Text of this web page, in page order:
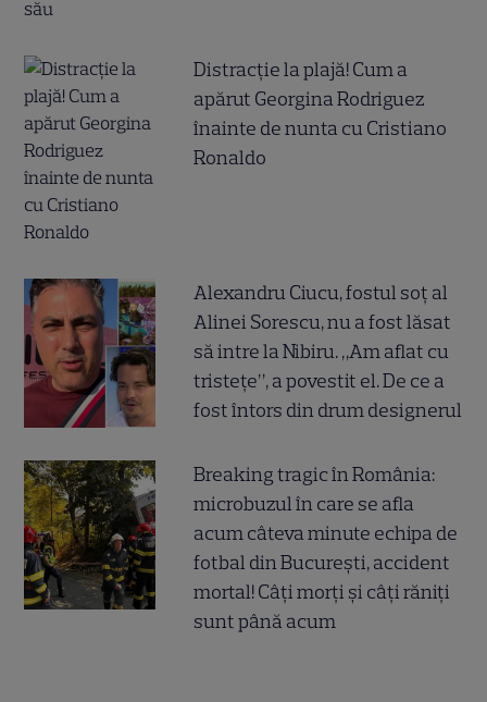
Distracție la plajă! Cum a
apărut Georgina Rodriguez
înainte de nunta cu Cristiano
Ronaldo
Alexandru Ciucu, fostul soț al
Alinei Sorescu, nu a fost lăsat
să intre la Nibiru. „Am aflat cu
tristețe”, a povestit el. De ce a
fost întors din drum designerul
Breaking tragic în România:
microbuzul în care se afla
acum câteva minute echipa de
fotbal din București, accident
mortal! Câți morți și câți răniți
sunt până acum